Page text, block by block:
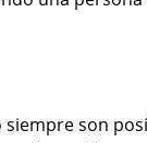
son